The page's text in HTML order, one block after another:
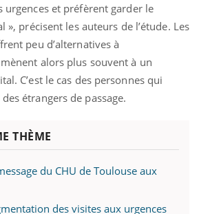
urgences et préfèrent garder le
», précisent les auteurs de l’étude. Les
peu d’alternatives à
alors plus souvent à un
C’est le cas des personnes qui
étrangers de passage.
THÈME
du CHU de Toulouse aux
des visites aux urgences